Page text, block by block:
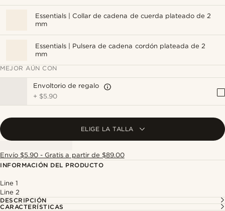
Essentials | Collar de cadena de cuerda plateado de 2
mm
Essentials | Pulsera de cadena cordón plateada de 2
mm
MEJOR AÚN CON
Envoltorio de regalo
+ $5.90
ELIGE LA TALLA
Envío $5.90 - Gratis a partir de $89.00
INFORMACIÓN DEL PRODUCTO
Line 1
Line 2
DESCRIPCIÓN
CARACTERÍSTICAS